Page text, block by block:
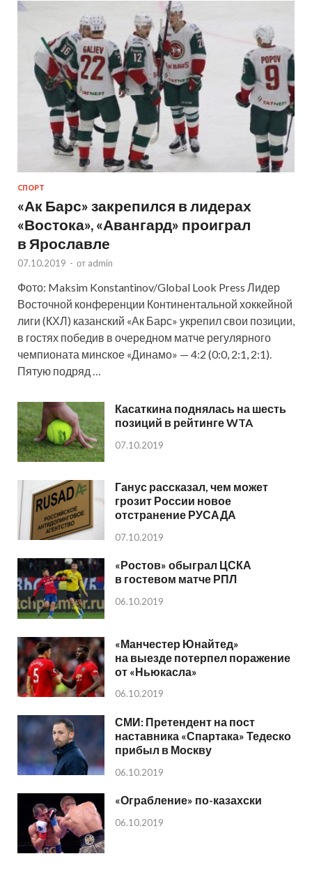
СПОРТ
«Ак Барс» закрепился в лидерах
«Востока», «Авангард» проиграл
в Ярославле
07.10.2019 - от admin
Фото: Maksim Konstantinov/Global Look Press Лидер
Восточной конференции Континентальной хоккейной
лиги (КХЛ) казанский «Ак Барс» укрепил свои позиции,
в гостях победив в очередном матче регулярного
чемпионата минское «Динамо» — 4:2 (0:0, 2:1, 2:1).
Пятую подряд …
Касаткина поднялась на шесть
позиций в рейтинге WTA
07.10.2019
Ганус рассказал, чем может
грозит России новое
отстранение РУСАДА
07.10.2019
«Ростов» обыграл ЦСКА
в гостевом матче РПЛ
06.10.2019
«Манчестер Юнайтед»
на выезде потерпел поражение
от «Ньюкасла»
06.10.2019
СМИ: Претендент на пост
наставника «Спартака» Тедеско
прибыл в Москву
06.10.2019
«Ограбление» по-казахски
06.10.2019